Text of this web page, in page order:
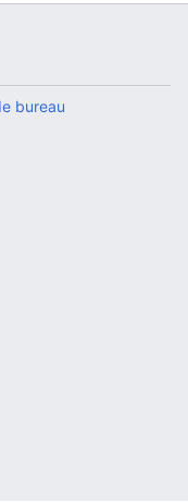
bureau